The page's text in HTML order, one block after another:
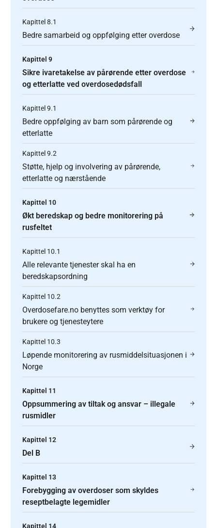
Kapittel 8.1
Bedre samarbeid og oppfølging etter overdose
Kapittel 9
Sikre ivaretakelse av pårørende etter overdose
og etterlatte ved overdosedødsfall
Kapittel 9.1
Bedre oppfølging av barn som pårørende og
etterlatte
Kapittel 9.2
Støtte, hjelp og involvering av pårørende,
etterlatte og nærstående
Kapittel 10
Økt beredskap og bedre monitorering på
rusfeltet
Kapittel 10.1
Alle relevante tjenester skal ha en
beredskapsordning
Kapittel 10.2
Overdosefare.no benyttes som verktøy for
brukere og tjenesteytere
Kapittel 10.3
Løpende monitorering av rusmiddelsituasjonen i
Norge
Kapittel 11
Oppsummering av tiltak og ansvar – illegale
rusmidler
Kapittel 12
Del B
Kapittel 13
Forebygging av overdoser som skyldes
reseptbelagte legemidler
Kapittel 14